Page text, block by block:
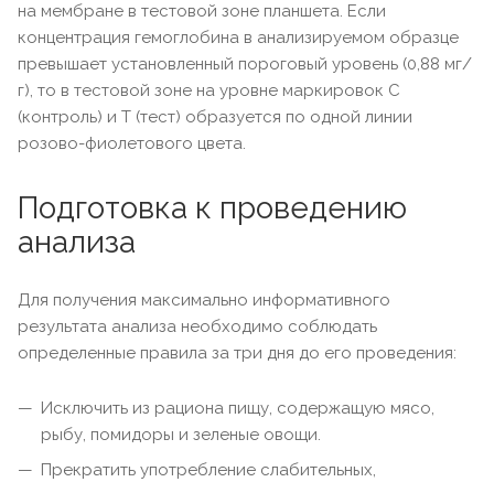
на мембране в тестовой зоне планшета. Если
концентрация гемоглобина в анализируемом образце
превышает установленный пороговый уровень (0,88 мг/
г), то в тестовой зоне на уровне маркировок С
(контроль) и Т (тест) образуется по одной линии
розово-фиолетового цвета.
Подготовка к проведению
анализа
Для получения максимально информативного
результата анализа необходимо соблюдать
определенные правила за три дня до его проведения:
Исключить из рациона пищу, содержащую мясо,
рыбу, помидоры и зеленые овощи.
Прекратить употребление слабительных,